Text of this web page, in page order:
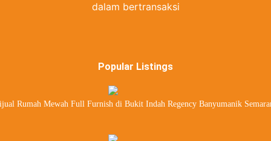
dalam bertransaksi
Popular Listings
Rumah Mewah Full Furnish di Bukit Indah Regency Banyumanik